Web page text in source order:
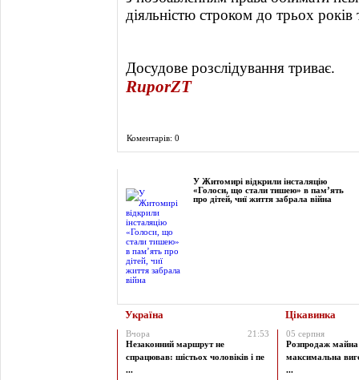
діяльністю строком до трьох років
Досудове розслідування триває.
RuporZT
Коментарів: 0
У Житомирі відкрили інсталяцію
«Голоси, що стали тишею» в пам’ять
про дітей, чиї життя забрала війна
Україна Цікавинка
Вчора
21:53
Незаконний маршрут не
спрацював: шістьох чоловіків і пе
...
05 серпня
Розпродаж майна
максимальна
...